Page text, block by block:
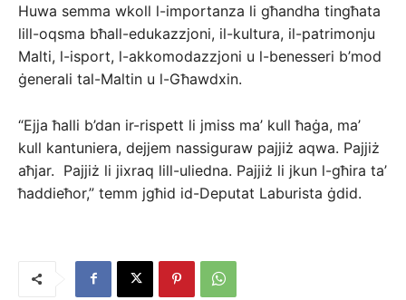
Huwa semma wkoll l-importanza li għandha tingħata
lill-oqsma bħall-edukazzjoni, il-kultura, il-patrimonju
Malti, l-isport, l-akkomodazzjoni u l-benesseri b’mod
ġenerali tal-Maltin u l-Għawdxin.
“Ejja ħalli b’dan ir-rispett li jmiss ma’ kull ħaġa, ma’
kull kantuniera, dejjem nassiguraw pajjiż aqwa. Pajjiż
aħjar. Pajjiż li jixraq lill-uliedna. Pajjiż li jkun l-għira ta’
ħaddieħor,” temm jgħid id-Deputat Laburista ġdid.